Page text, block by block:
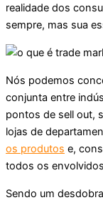
realidade dos
sempre, mas sua
Nós podemos
conjunta entre
pontos de sell out,
lojas de
os produtos e,
todos os
Sendo um